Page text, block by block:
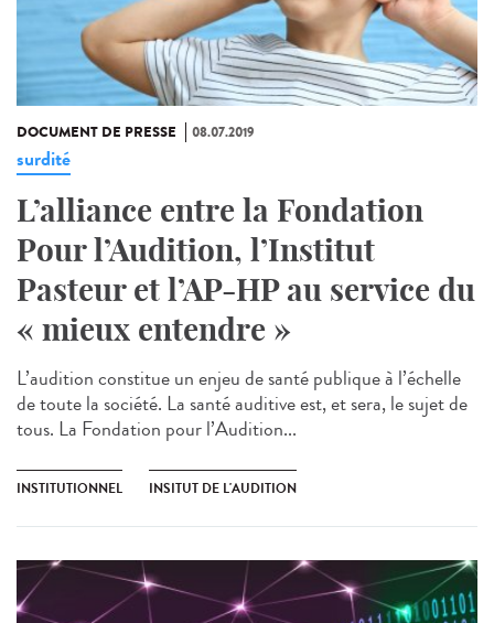
DOCUMENT DE PRESSE 08.07.2019
surdité
L’alliance entre la Fondation
Pour l’Audition, l’Institut
Pasteur et l’AP-HP au service du
« mieux entendre »
L’audition constitue un enjeu de santé publique à l’échelle
de toute la société. La santé auditive est, et sera, le sujet de
tous. La Fondation pour l’Audition...
INSTITUTIONNEL INSITUT DE L'AUDITION